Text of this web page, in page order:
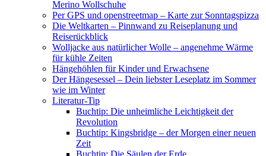
Merino Wollschuhe
Per GPS und openstreetmap – Karte zur Sonntagspizza
Die Weltkarten – Pinnwand zu Reiseplanung und
Reiserückblick
Wolljacke aus natürlicher Wolle – angenehme Wärme
für kühle Zeiten
Hängehöhlen für Kinder und Erwachsene
Der Hängesessel – Dein liebster Leseplatz im Sommer
wie im Winter
Literatur-Tip
Buchtip: Die unheimliche Leichtigkeit der
Revolution
Buchtip: Kingsbridge – der Morgen einer neuen
Zeit
Buchtip: Die Säulen der Erde